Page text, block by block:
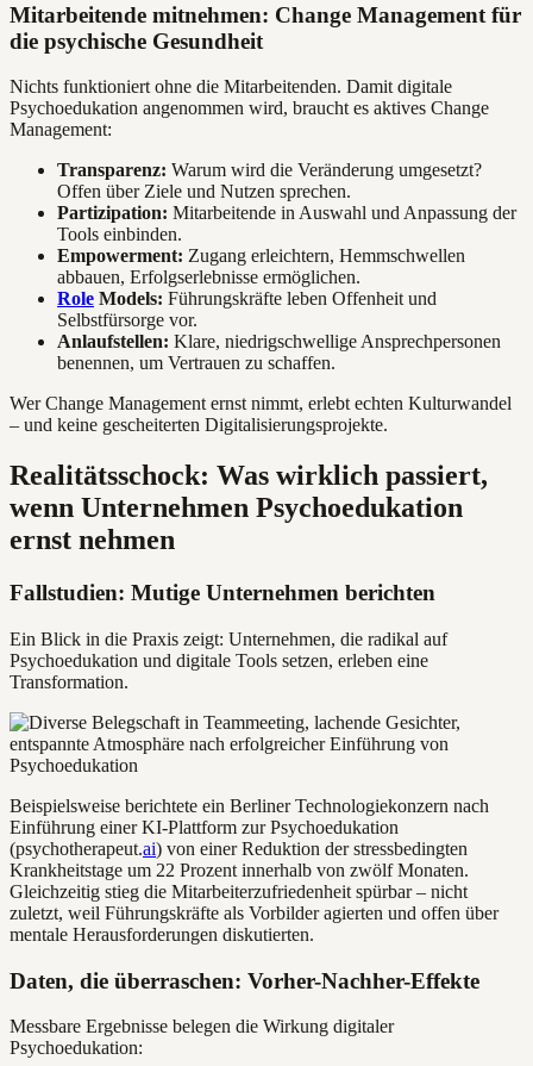
Mitarbeitende mitnehmen: Change Management für
die psychische Gesundheit
Nichts funktioniert ohne die Mitarbeitenden. Damit digitale
Psychoedukation angenommen wird, braucht es aktives Change
Management:
Transparenz: Warum wird die Veränderung umgesetzt?
Offen über Ziele und Nutzen sprechen.
Partizipation: Mitarbeitende in Auswahl und Anpassung der
Tools einbinden.
Empowerment: Zugang erleichtern, Hemmschwellen
abbauen, Erfolgserlebnisse ermöglichen.
Role Models: Führungskräfte leben Offenheit und
Selbstfürsorge vor.
Anlaufstellen: Klare, niedrigschwellige Ansprechpersonen
benennen, um Vertrauen zu schaffen.
Wer Change Management ernst nimmt, erlebt echten Kulturwandel
– und keine gescheiterten Digitalisierungsprojekte.
Realitätsschock: Was wirklich passiert,
wenn Unternehmen Psychoedukation
ernst nehmen
Fallstudien: Mutige Unternehmen berichten
Ein Blick in die Praxis zeigt: Unternehmen, die radikal auf
Psychoedukation und digitale Tools setzen, erleben eine
Transformation.
Beispielsweise berichtete ein Berliner Technologiekonzern nach
Einführung einer KI-Plattform zur Psychoedukation
(psychotherapeut.ai) von einer Reduktion der stressbedingten
Krankheitstage um 22 Prozent innerhalb von zwölf Monaten.
Gleichzeitig stieg die Mitarbeiterzufriedenheit spürbar – nicht
zuletzt, weil Führungskräfte als Vorbilder agierten und offen über
mentale Herausforderungen diskutierten.
Daten, die überraschen: Vorher-Nachher-Effekte
Messbare Ergebnisse belegen die Wirkung digitaler
Psychoedukation: